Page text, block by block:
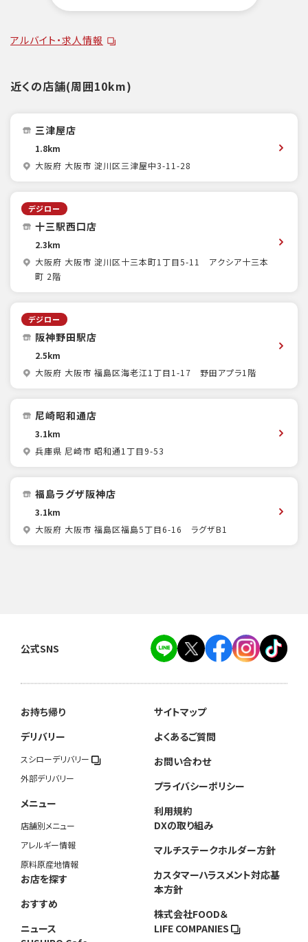
アルバイト・求人情報
近くの店舗(周囲10km)
三津屋店
1.8km
大阪府 大阪市 淀川区三津屋中3-11-28
デジロー
十三駅西口店
2.3km
大阪府 大阪市 淀川区十三本町1丁目5-11 アクシア十三本
町 2階
デジロー
阪神野田駅店
2.5km
大阪府 大阪市 福島区海老江1丁目1-17 野田アプラ1階
尼崎昭和通店
3.1km
兵庫県 尼崎市 昭和通1丁目9-53
福島ラグザ阪神店
3.1km
大阪府 大阪市 福島区福島5丁目6-16 ラグザB1
公式SNS
お持ち帰り
デリバリー
スシローデリバリー
外部デリバリー
メニュー
店舗別メニュー
アレルギー情報
原料原産地情報
お店を探す
おすすめ
ニュース
サイトマップ
よくあるご質問
お問い合わせ
プライバシーポリシー
利用規約
DXの取り組み
マルチステークホルダー方針
カスタマーハラスメント対応基
本方針
株式会社FOOD＆
LIFE COMPANIES